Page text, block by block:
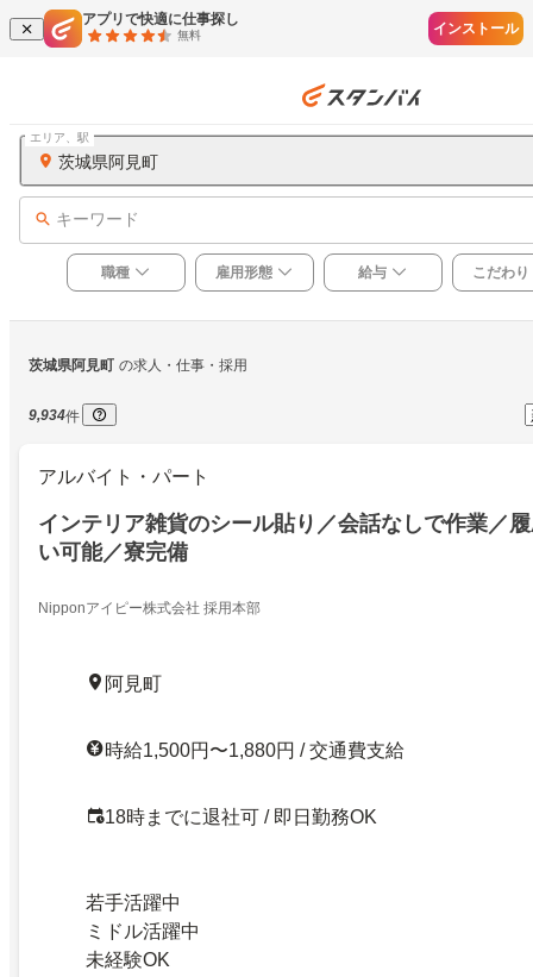
アプリで快適に仕事探し
無料 インストール
茨城県阿見町
エリア、駅
キーワード
職種 雇用形態 給与 こだわり
茨城県阿見町 の求人・仕事・採用
9,934件
アルバイト・パート
インテリア雑貨のシール貼り／会話なしで作業／
い可能／寮完備
Nipponアイピー株式会社 採用本部
阿見町
時給1,500円〜1,880円 / 交通費支給
18時までに退社可 / 即日勤務OK
若手活躍中
ミドル活躍中
未経験OK